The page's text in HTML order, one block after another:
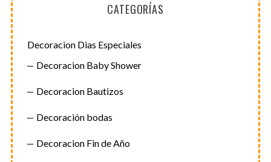
CATEGORÍAS
Decoracion Dias Especiales
Decoracion Baby Shower
Decoracion Bautizos
Decoración bodas
Decoracion Fin de Año